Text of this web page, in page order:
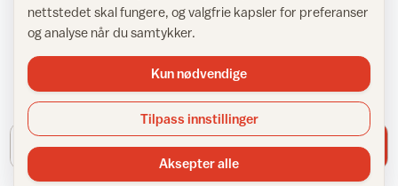
NYHETSBREV
Få inspirasjon rett i innboksen
Meld deg på IFIs nyhetsbrev for tips, råd og inspirasjon til
hjemmet.
E-postadresse
Meld meg på
nettstedet skal fungere, og valgfrie kapsler for preferanser
og analyse når du samtykker.
Kun nødvendige
Tilpass innstillinger
Aksepter alle